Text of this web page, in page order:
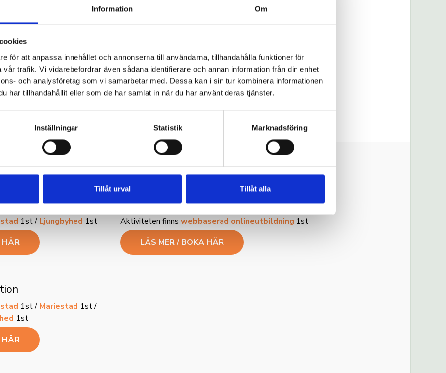
Information Om
för att anpassa innehållet och annonserna till användarna, tillhandahålla funktioner för
trafik. Vi vidarebefordrar även sådana identifierare och annan information från din enhet
och analysföretag som vi samarbetar med. Dessa kan i sin tur kombinera informationen
har tillhandahållit eller som de har samlat in när du har använt deras tjänster.
Inställningar Statistik Marknadsföring
Tillåt urval Tillåt alla
Barkarby
1st /Åmotfors1st /
Hörby1st /Karlstad2st /
1st / Ljungbyhed 1st
HÄR
ADR 1.3 online
Aktiviteten finns webbaserad onlineutbildning 1st
LÄS MER / BOKA HÄR
1st / Mariestad 1st /
1st
HÄR